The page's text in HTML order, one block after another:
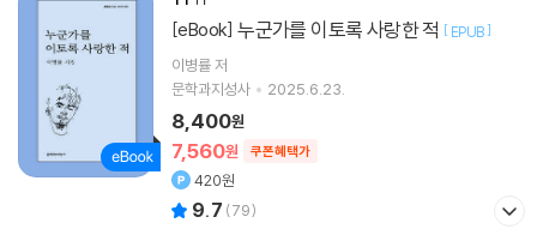
[eBook] 누군가를 이토록 사랑한 적 [ EPUB]
이병률저
문학과지성사
2025.6.23.
7,560원 쿠폰혜택가
8,400원
420원
9.7 (79)